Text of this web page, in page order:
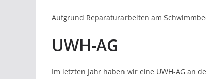
Aufgrund Reparaturarbeiten am
UWH-AG
Im letzten Jahr haben wir eine UWH-AG an